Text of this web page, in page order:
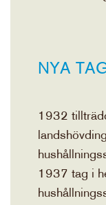
NYA
1932
1937 tag i